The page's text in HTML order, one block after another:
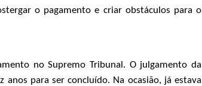
o pagamento e criar obstáculos para o
no Supremo Tribunal. O julgamento da
anos para ser concluído. Na ocasião, já estava